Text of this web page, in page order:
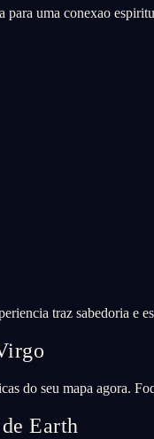
para uma conexao
traz sabedoria e
do seu mapa agora.
Earth